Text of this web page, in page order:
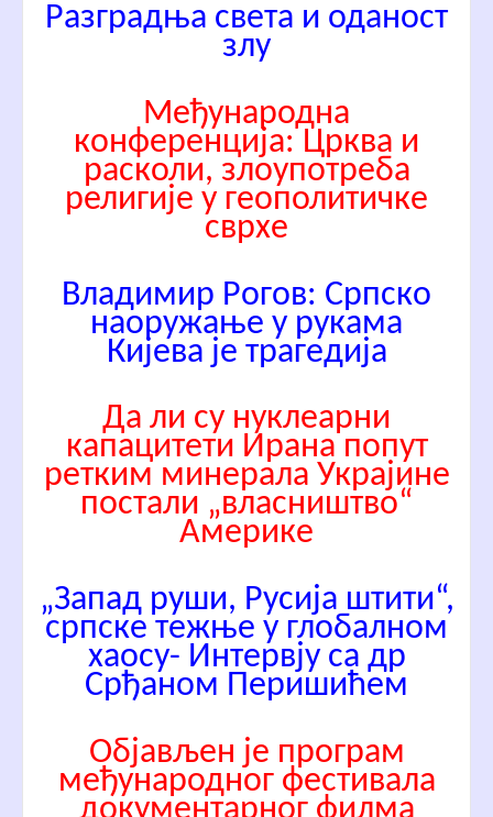
Разградња света и оданост
злу
Међународна
конференција: Црква и
расколи, злоупотреба
религије у геополитичке
сврхе
Владимир Рогов: Српско
наоружање у рукама
Кијева је трагедија
Да ли су нуклеарни
капацитети Ирана попут
ретким минерала Украјине
постали „власништво“
Америке
„Запад руши, Русија штити“,
српске тежње у глобалном
хаосу- Интервју са др
Срђаном Перишићем
Објављен је програм
међународног фестивала
документарног филма